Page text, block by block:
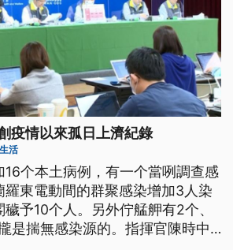
疫情以來孤日上濟紀錄
生活
16个本土病例，有一个當咧調查感
羅東電動間的群聚感染增加3人染
予10个人。另外佇艋舺有2个、
是揣無感染源的。指揮官陳時中